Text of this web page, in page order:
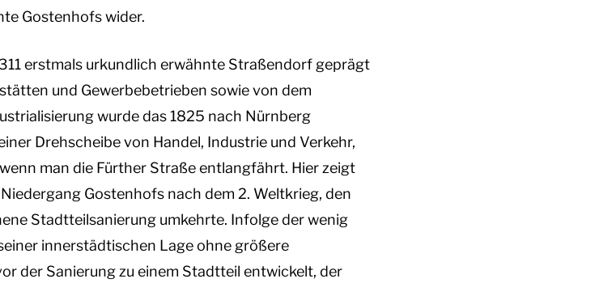
Gostenhofs wider.
erstmals urkundlich erwähnte Straßendorf geprägt
und Gewerbebetrieben sowie von dem
wurde das 1825 nach Nürnberg
Drehscheibe von Handel, Industrie und Verkehr,
man die Fürther Straße entlangfährt. Hier zeigt
Gostenhofs nach dem 2. Weltkrieg, den
Stadtteilsanierung umkehrte. Infolge der wenig
innerstädtischen Lage ohne größere
der Sanierung zu einem Stadtteil entwickelt, der